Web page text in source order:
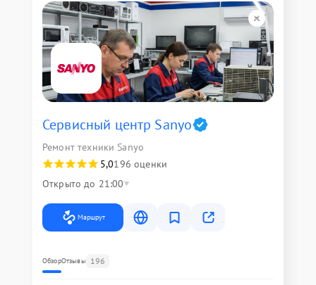
Сервисный центр Sanyo
Ремонт техники Sanyo
5,0196 оценки
Открыто до 21:00
Маршрут
ОбзорОтзывы 196